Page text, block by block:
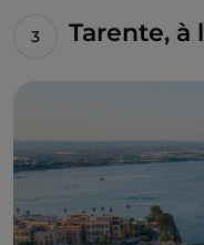
Tarente, à